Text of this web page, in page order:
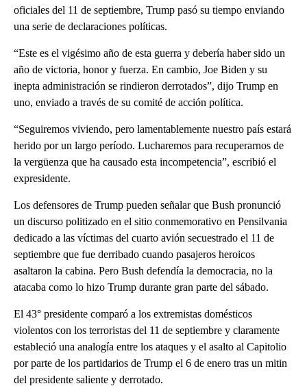
oficiales del 11 de septiembre, Trump pasó su tiempo enviando
una serie de declaraciones políticas.
“Este es el vigésimo año de esta guerra y debería haber sido un
año de victoria, honor y fuerza. En cambio, Joe Biden y su
inepta administración se rindieron derrotados”, dijo Trump en
uno, enviado a través de su comité de acción política.
“Seguiremos viviendo, pero lamentablemente nuestro país estará
herido por un largo período. Lucharemos para recuperarnos de
la vergüenza que ha causado esta incompetencia”, escribió el
expresidente.
Los defensores de Trump pueden señalar que Bush pronunció
un discurso politizado en el sitio conmemorativo en Pensilvania
dedicado a las víctimas del cuarto avión secuestrado el 11 de
septiembre que fue derribado cuando pasajeros heroicos
asaltaron la cabina. Pero Bush defendía la democracia, no la
atacaba como lo hizo Trump durante gran parte del sábado.
El 43° presidente comparó a los extremistas domésticos
violentos con los terroristas del 11 de septiembre y claramente
estableció una analogía entre los ataques y el asalto al Capitolio
por parte de los partidarios de Trump el 6 de enero tras un mitin
del presidente saliente y derrotado.